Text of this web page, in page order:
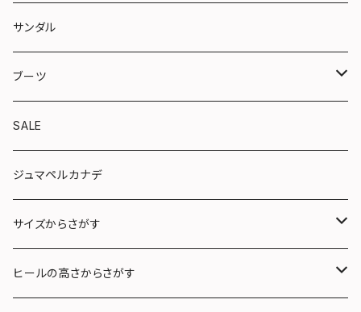
トラッド
やさしい靴シリーズ
サンダル
ブーツ
ショート
ロング
SALE
ジュマペルカナデ
サイズからさがす
22.0〜22.5cm (S)
ヒールの高さからさがす